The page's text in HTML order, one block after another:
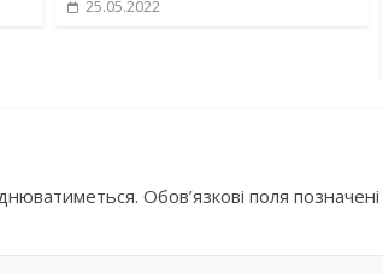
25.05.2022
Обов’язкові поля позначені